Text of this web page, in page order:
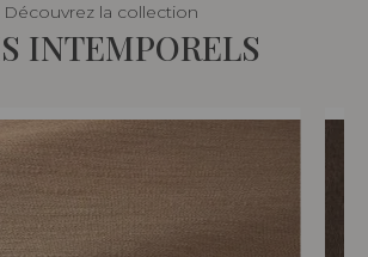
Découvrez la collection
INTEMPORELS